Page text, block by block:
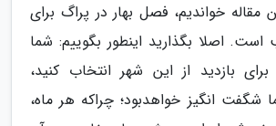
مقاله خواندیم، فصل بهار در پراگ برای
اصلا بگذارید اینطور بگوییم: شما
بازدید از این شهر انتخاب کنید،
شگفت انگیز خواهدبود؛ چراکه هر ماه،